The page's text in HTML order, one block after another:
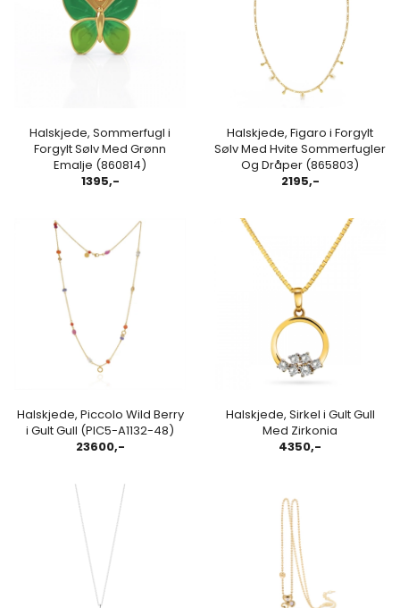
Halskjede, Sommerfugl i
Forgylt Sølv Med Grønn
Emalje (860814)
1395,-
Halskjede, Figaro i Forgylt
Sølv Med Hvite Sommerfugler
Og Dråper (865803)
2195,-
Halskjede, Piccolo Wild Berry
i Gult Gull (PIC5-A1132-48)
23600,-
Halskjede, Sirkel i Gult Gull
Med Zirkonia
4350,-